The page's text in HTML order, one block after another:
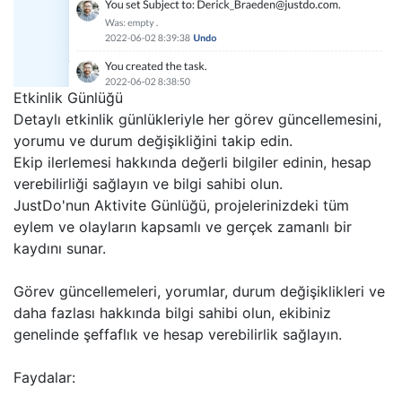
Etkinlik Günlüğü
Detaylı etkinlik günlükleriyle her görev güncellemesini,
yorumu ve durum değişikliğini takip edin.
Ekip ilerlemesi hakkında değerli bilgiler edinin, hesap
verebilirliği sağlayın ve bilgi sahibi olun.
JustDo'nun Aktivite Günlüğü, projelerinizdeki tüm
eylem ve olayların kapsamlı ve gerçek zamanlı bir
kaydını sunar.
Görev güncellemeleri, yorumlar, durum değişiklikleri ve
daha fazlası hakkında bilgi sahibi olun, ekibiniz
genelinde şeffaflık ve hesap verebilirlik sağlayın.
Faydalar: